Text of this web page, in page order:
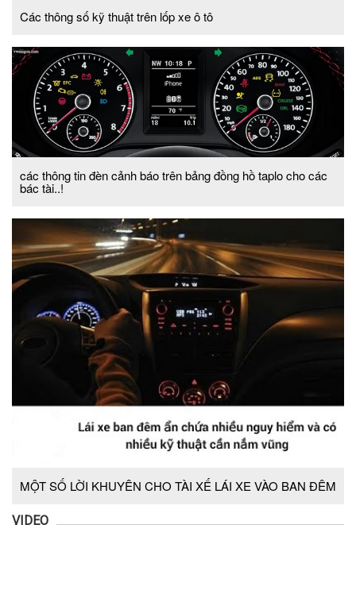
Các thông số kỹ thuật trên lốp xe ô tô
các thông tin đèn cảnh báo trên bảng đồng hồ taplo cho các
bác tài..!
MỘT SỐ LỜI KHUYÊN CHO TÀI XẾ LÁI XE VÀO BAN ĐÊM
VIDEO